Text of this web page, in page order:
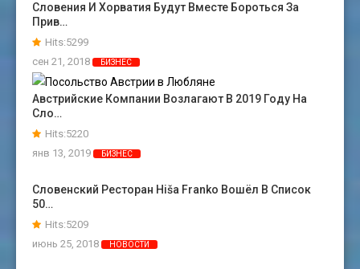
Словения И Хорватия Будут Вместе Бороться За
Прив…
Hits:5299
сен 21, 2018
БИЗНЕС
Австрийские Компании Возлагают В 2019 Году На
Сло…
Hits:5220
янв 13, 2019
БИЗНЕС
Словенский Ресторан Hiša Franko Вошёл В Список
50…
Hits:5209
июнь 25, 2018
НОВОСТИ